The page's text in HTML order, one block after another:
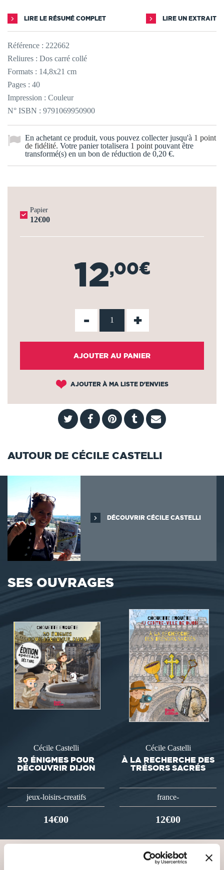
LIRE LE RÉSUMÉ COMPLET LIRE UN EXTRAIT
Référence : 222662
Reliures : Dos carré collé
Formats : 14,8x21 cm
Pages : 40
Impression : Couleur
N° ISBN : 9791069950900
En achetant ce produit, vous pouvez collecter jusqu'à 1 point
de fidélité. Votre panier totalisera 1 point pouvant être
transformé(s) en un bon de réduction de 0,20 €.
Papier
12€00
12,00€
- +
AJOUTER AU PANIER
AJOUTER À MA LISTE D'ENVIES
AUTOUR DE CÉCILE CASTELLI
DÉCOUVRIR CÉCILE CASTELLI
SES OUVRAGES
Cécile Castelli
30 ÉNIGMES POUR
DÉCOUVRIR DIJON
jeux-loisirs-creatifs
14€00
Cécile Castelli
À LA RECHERCHE DES
TRÉSORS SACRÉS
france-
12€00